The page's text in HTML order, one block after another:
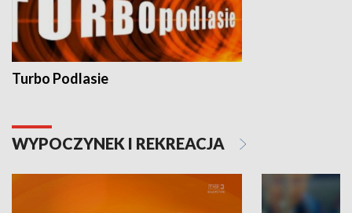
Turbo Podlasie
WYPOCZYNEK I REKREACJA